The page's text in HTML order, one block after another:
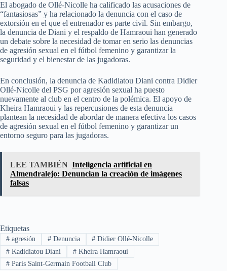
El abogado de Ollé-Nicolle ha calificado las acusaciones de
“fantasiosas” y ha relacionado la denuncia con el caso de
extorsión en el que el entrenador es parte civil. Sin embargo,
la denuncia de Diani y el respaldo de Hamraoui han generado
un debate sobre la necesidad de tomar en serio las denuncias
de agresión sexual en el fútbol femenino y garantizar la
seguridad y el bienestar de las jugadoras.
En conclusión, la denuncia de Kadidiatou Diani contra Didier
Ollé-Nicolle del PSG por agresión sexual ha puesto
nuevamente al club en el centro de la polémica. El apoyo de
Kheira Hamraoui y las repercusiones de esta denuncia
plantean la necesidad de abordar de manera efectiva los casos
de agresión sexual en el fútbol femenino y garantizar un
entorno seguro para las jugadoras.
LEE TAMBIÉN Inteligencia artificial en
Almendralejo: Denuncian la creación de imágenes
falsas
Etiquetas
#agresión #Denuncia # Didier Ollé-Nicolle
#Kadidiatou Diani #Kheira Hamraoui
#Paris Saint-Germain Football Club